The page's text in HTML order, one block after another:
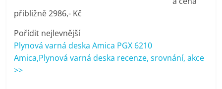
porovnání
Elektro
OK,
recenze,
pračky,
televize,
přibližně 2986,- Kč
Pořídit nejlevnější
Plynová varná deska Amica PGX 6210
Amica,Plynová varná deska recenze, srovnání, akce
>>